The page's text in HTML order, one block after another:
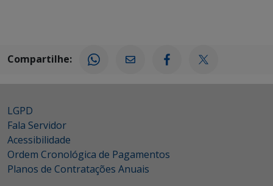
Compartilhe:
LGPD
Fala Servidor
Acessibilidade
Ordem Cronológica de Pagamentos
Planos de Contratações Anuais